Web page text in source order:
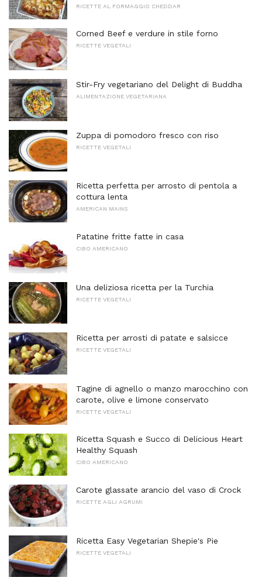
RICETTE AL FORMAGGIO CHEDDAR
Corned Beef e verdure in stile forno
RICETTE VEGETALI
Stir-Fry vegetariano del Delight di Buddha
ALIMENTAZIONE VEGETARIANA
Zuppa di pomodoro fresco con riso
RICETTE VEGETALI
Ricetta perfetta per arrosto di pentola a
cottura lenta
AMERICAN MAINS
Patatine fritte fatte in casa
CIBO AMERICANO
Una deliziosa ricetta per la Turchia
RICETTE VEGETALI
Ricetta per arrosti di patate e salsicce
RICETTE VEGETALI
Tagine di agnello o manzo marocchino con
carote, olive e limone conservato
RICETTE VEGETALI
Ricetta Squash e Succo di Delicious Heart
Healthy Squash
CIBO AMERICANO
Carote glassate arancio del vaso di Crock
RICETTE AGLI AGRUMI
Ricetta Easy Vegetarian Shepie's Pie
RICETTE VEGETALI